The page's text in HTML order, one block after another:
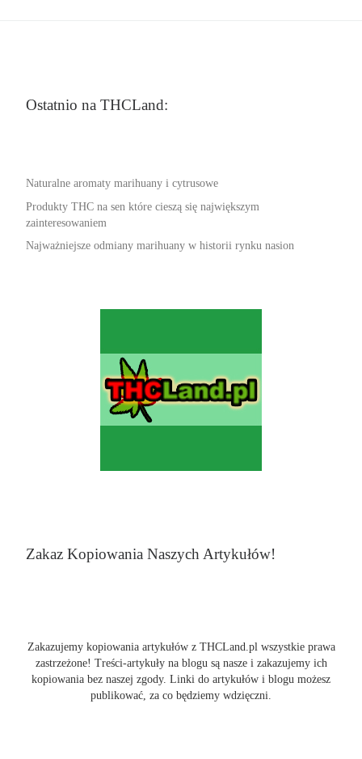
Ostatnio na THCLand:
Naturalne aromaty marihuany i cytrusowe
Produkty THC na sen które cieszą się największym
zainteresowaniem
Najważniejsze odmiany marihuany w historii rynku nasion
Zakaz Kopiowania Naszych Artykułów!
Zakazujemy kopiowania artykułów z THCLand.pl wszystkie prawa
zastrzeżone! Treści-artykuły na blogu są nasze i zakazujemy ich
kopiowania bez naszej zgody. Linki do artykułów i blogu możesz
publikować, za co będziemy wdzięczni.